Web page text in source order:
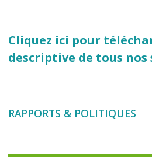
Cliquez ici pour
descriptive de tous nos
RAPPORTS & POLITIQUES